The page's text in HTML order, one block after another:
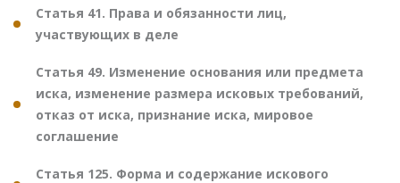
Статья 41. Права и обязанности лиц,
участвующих в деле
Статья 49. Изменение основания или предмета
иска, изменение размера исковых требований,
отказ от иска, признание иска, мировое
соглашение
Статья 125. Форма и содержание искового